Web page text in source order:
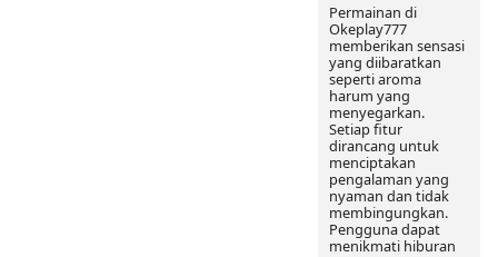
Permainan di
Okeplay777
memberikan sensasi
yang diibaratkan
seperti aroma
harum yang
menyegarkan.
Setiap fitur
dirancang untuk
menciptakan
pengalaman yang
nyaman dan tidak
membingungkan.
Pengguna dapat
menikmati hiburan